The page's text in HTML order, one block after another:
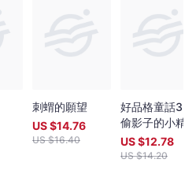
刺蝟的願望
US $14.76
US $16.40
好品格童話3：
偷影子的小精
US $12.78
US $14.20